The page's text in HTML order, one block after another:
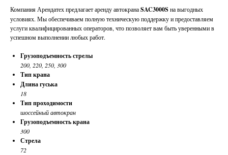
Компания Арендатех предлагает аренду автокранаSAC3000Sна выгодных
условиях. Мы обеспечиваем полную техническую поддержку и предоставляем
услуги квалифицированных операторов, что позволяет вам быть уверенными в
успешном выполнении любых работ.
Грузоподъемность стрелы
200, 220, 250, 300
Тип крана
Длина гуська
18
Тип проходимости
шоссейный автокран
Грузоподъемность крана
300
Стрела
72